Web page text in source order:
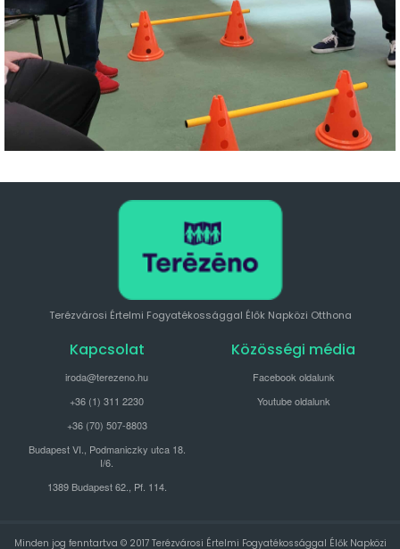
Terézvárosi Értelmi Fogyatékossággal Élők Napközi Otthona
Kapcsolat
iroda@terezeno.hu
+36 (1) 311 2230
+36 (70) 507-8803
Budapest VI., Podmaniczky utca 18.
I/6.
1389 Budapest 62., Pf. 114.
Közösségi média
Facebook oldalunk
Youtube oldalunk
Minden jog fenntartva © 2017 Terézvárosi Értelmi Fogyatékossággal Élők Napközi